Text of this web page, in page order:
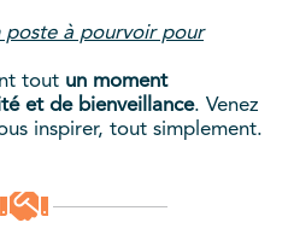
poste à pourvoir pour
tout un moment
et de bienveillance. Venez
inspirer, tout simplement.